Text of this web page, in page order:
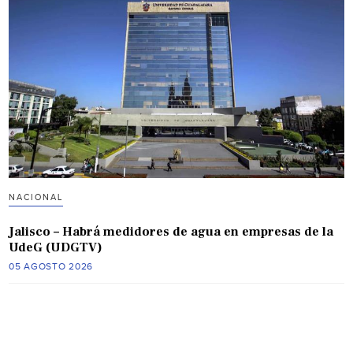
NACIONAL
Jalisco – Habrá medidores de agua en empresas de la
UdeG (UDGTV)
05 AGOSTO 2026